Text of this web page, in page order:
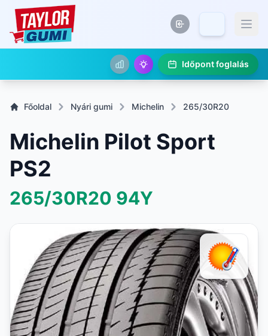
Időpont foglalás
Főoldal Nyári gumi Michelin 265/30R20
Michelin Pilot Sport
PS2
265/30R20 94Y